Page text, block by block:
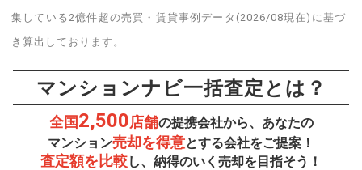
集している2億件超の売買・賃貸事例データ(2026/08現在)に基づ
き算出しております。
マンションナビ一括査定とは？
全国2,500店舗の提携会社から、あなたの
マンション売却を得意とする会社をご提案！
査定額を比較し、納得のいく売却を目指そう！